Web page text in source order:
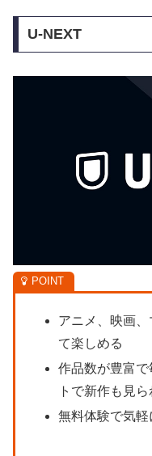
U-NEXT
アニメ、映画
て楽しめる
作品数が豊富
トで新作も見ら
無料体験で気軽